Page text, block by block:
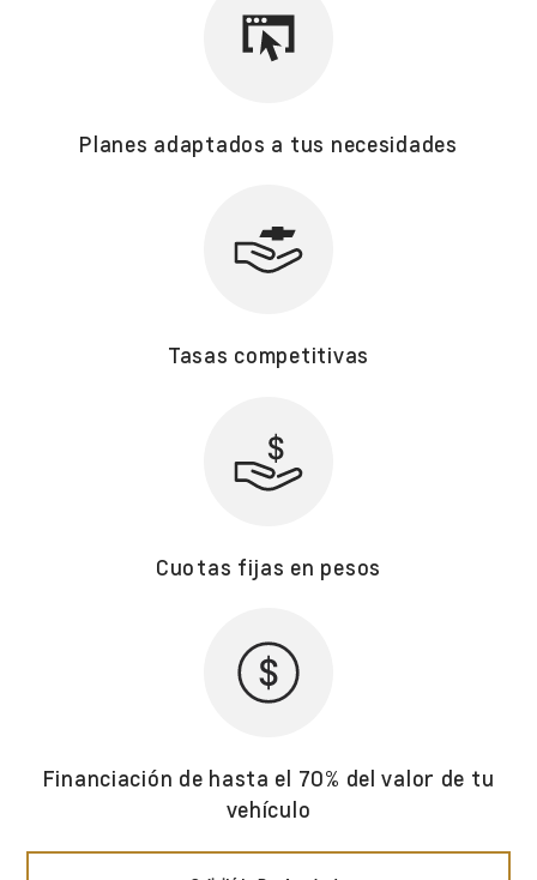
Planes adaptados a tus necesidades
Tasas competitivas
Cuotas fijas en pesos
Financiación de hasta el 70% del valor de tu
vehículo